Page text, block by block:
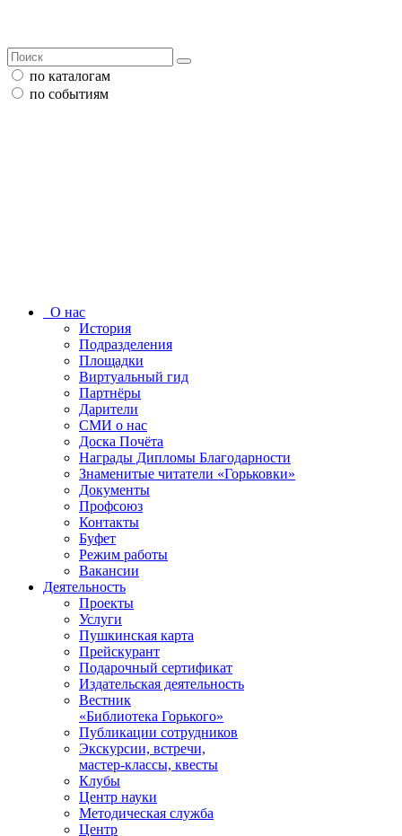
по каталогам
по событиям
О нас
История
Подразделения
Площадки
Виртуальный гид
Партнёры
Дарители
СМИ о нас
Доска Почёта
Награды Дипломы Благодарности
Знаменитые читатели «Горьковки»
Документы
Профсоюз
Контакты
Буфет
Режим работы
Вакансии
Деятельность
Проекты
Услуги
Пушкинская карта
Прейскурант
Подарочный сертификат
Издательская деятельность
Вестник
«Библиотека Горького»
Публикации сотрудников
Экскурсии, встречи,
мастер-классы, квесты
Клубы
Центр науки
Методическая служба
Центр